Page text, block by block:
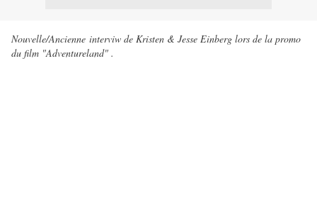
Nouvelle/Ancienne interviw de Kristen & Jesse Einberg lors de la promo
du film "Adventureland" .